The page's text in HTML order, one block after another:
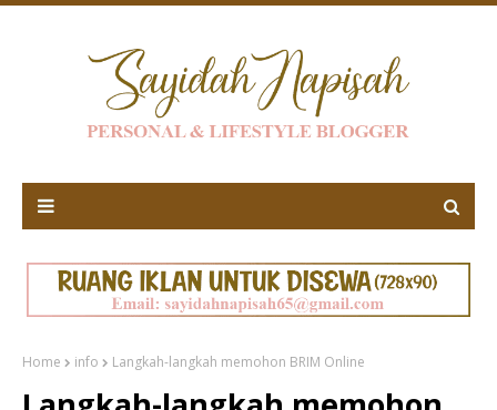
Home info Langkah-langkah memohon BRIM Online